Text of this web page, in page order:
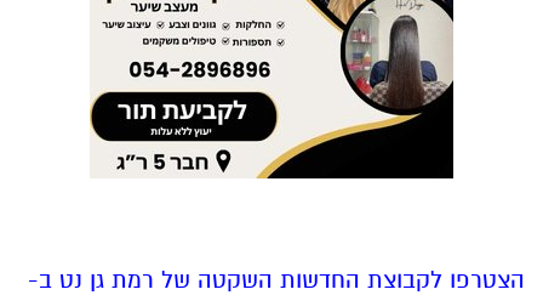
הצטרפו לקבוצת החדשות השקטה של רמת גן נט ב-